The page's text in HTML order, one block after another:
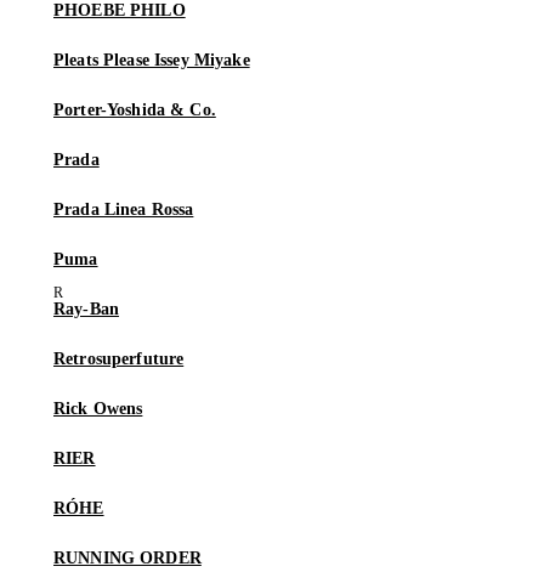
PHOEBE PHILO
Pleats Please Issey Miyake
Porter-Yoshida & Co.
Prada
Prada Linea Rossa
Puma
Ray-Ban
Retrosuperfuture
Rick Owens
RIER
RÓHE
RUNNING ORDER